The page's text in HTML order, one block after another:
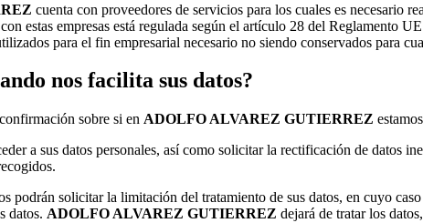
cuenta con proveedores de servicios para los cuales es necesario
estas empresas está regulada según el artículo 28 del Reglamento
para el fin empresarial necesario no siendo conservados para
nos facilita sus datos?
sobre si en ADOLFO ALVAREZ GUTIERREZ
a sus datos personales, así como solicitar la rectificación de datos
podrán solicitar la limitación del tratamiento de sus datos, en cuyo
datos. ADOLFO ALVAREZ GUTIERREZ dejará de tratar los